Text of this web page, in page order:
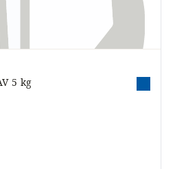
5 kg